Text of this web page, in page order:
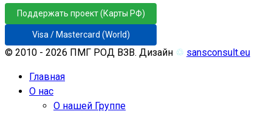
Поддержать проект (Карты РФ)
Visa / Mastercard (World)
© 2010 - 2026 ПМГ РОД ВЗВ. Дизайн ♲ sansconsult.eu
Главная
О нас
О нашей Группе